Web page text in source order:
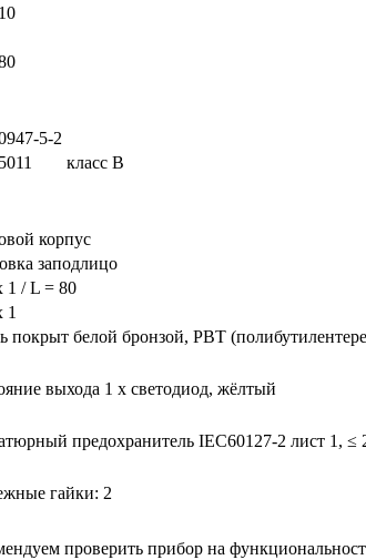
5-2
класс B
корпус
заподлицо
1 / L = 80
1
покрыт белой бронзой, PBT
выхода 1 x светодиод, жёлтый
предохранитель IEC60127-2 лист 1, ≤
гайки: 2
проверить прибор на